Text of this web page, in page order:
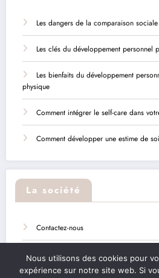
Les dangers de la comparaison
Les clés du développement personnel
Les bienfaits du développement
physique
Comment intégrer le self-care dans
Comment développer une estime de
La société
Contactez-nous
Sitemap
Nous utilisons des cookies pour
expérience sur notre site web. Si